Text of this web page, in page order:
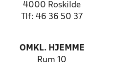
4000 Roskilde
Tlf: 46 36 50 37
OMKL. HJEMME
Rum 10